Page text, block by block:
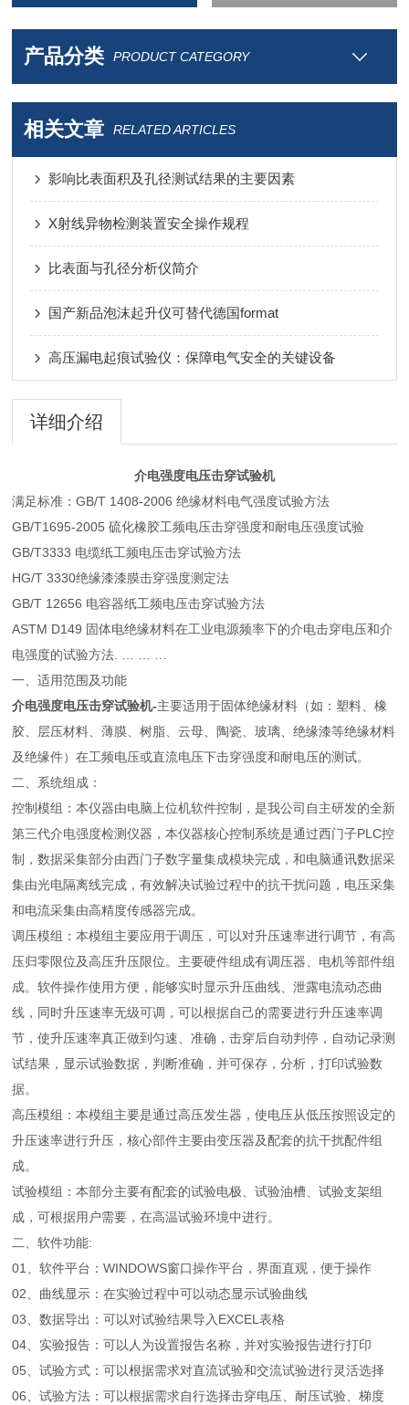
产品分类 PRODUCT CATEGORY
相关文章 RELATED ARTICLES
影响比表面积及孔径测试结果的主要因素
X射线异物检测装置安全操作规程
比表面与孔径分析仪简介
国产新品泡沫起升仪可替代德国format
高压漏电起痕试验仪：保障电气安全的关键设备
详细介绍
介电强度电压击穿试验机
满足标准：GB/T 1408-2006 绝缘材料电气强度试验方法
GB/T1695-2005 硫化橡胶工频电压击穿强度和耐电压强度试验
GB/T3333 电缆纸工频电压击穿试验方法
HG/T 3330绝缘漆漆膜击穿强度测定法
GB/T 12656 电容器纸工频电压击穿试验方法
ASTM D149 固体电绝缘材料在工业电源频率下的介电击穿电压和介
电强度的试验方法. … … …
一、适用范围及功能
介电强度电压击穿试验机-主要适用于固体绝缘材料（如：塑料、橡
胶、层压材料、薄膜、树脂、云母、陶瓷、玻璃、绝缘漆等绝缘材料
及绝缘件）在工频电压或直流电压下击穿强度和耐电压的测试。
二、系统组成：
控制模组：本仪器由电脑上位机软件控制，是我公司自主研发的全新
第三代介电强度检测仪器，本仪器核心控制系统是通过西门子PLC控
制，数据采集部分由西门子数字量集成模块完成，和电脑通讯数据采
集由光电隔离线完成，有效解决试验过程中的抗干扰问题，电压采集
和电流采集由高精度传感器完成。
调压模组：本模组主要应用于调压，可以对升压速率进行调节，有高
压归零限位及高压升压限位。主要硬件组成有调压器、电机等部件组
成。软件操作使用方便，能够实时显示升压曲线、泄露电流动态曲
线，同时升压速率无级可调，可以根据自己的需要进行升压速率调
节，使升压速率真正做到匀速、准确，击穿后自动判停，自动记录测
试结果，显示试验数据，判断准确，并可保存，分析，打印试验数
据。
高压模组：本模组主要是通过高压发生器，使电压从低压按照设定的
升压速率进行升压，核心部件主要由变压器及配套的抗干扰配件组
成。
试验模组：本部分主要有配套的试验电极、试验油槽、试验支架组
成，可根据用户需要，在高温试验环境中进行。
二、软件功能:
01、软件平台：WINDOWS窗口操作平台，界面直观，便于操作
02、曲线显示：在实验过程中可以动态显示试验曲线
03、数据导出：可以对试验结果导入EXCEL表格
04、实验报告：可以人为设置报告名称，并对实验报告进行打印
05、试验方式：可以根据需求对直流试验和交流试验进行灵活选择
06、试验方法：可以根据需求自行选择击穿电压、耐压试验、梯度